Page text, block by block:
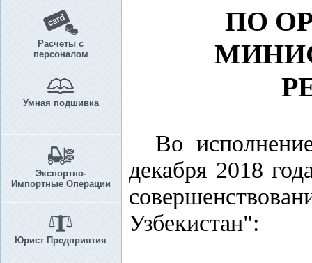
Расчеты с
персоналом
Умная подшивка
Экспортно-
Импортные Операции
Юрист Предприятия
ПО
Во
декабря 2018
Узбекистан":